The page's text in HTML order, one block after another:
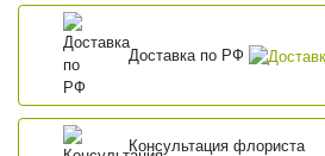
Доставка по РФ
Консультация флориста